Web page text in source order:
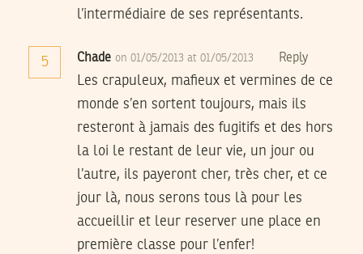
l’intermédiaire de ses représentants.
5 Chade on 01/05/2013 at 01/05/2013 Reply
Les crapuleux, mafieux et vermines de ce
monde s’en sortent toujours, mais ils
resteront à jamais des fugitifs et des hors
la loi le restant de leur vie, un jour ou
l’autre, ils payeront cher, très cher, et ce
jour là, nous serons tous là pour les
accueillir et leur reserver une place en
première classe pour l’enfer!